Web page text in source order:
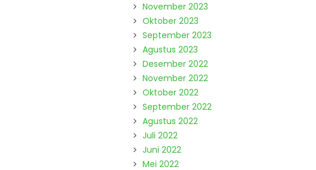
November 2023
Oktober 2023
September 2023
Agustus 2023
Desember 2022
November 2022
Oktober 2022
September 2022
Agustus 2022
Juli 2022
Juni 2022
Mei 2022